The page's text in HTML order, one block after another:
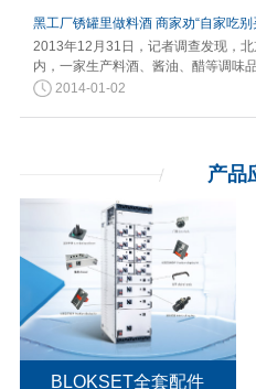
黑工厂锈罐里做料酒 商家劝“自家吃别
2013年12月31日，记者调查发现，
内，一家生产料酒、酱油、醋等调味
2014-01-02
产品
BLOKSET全套配件